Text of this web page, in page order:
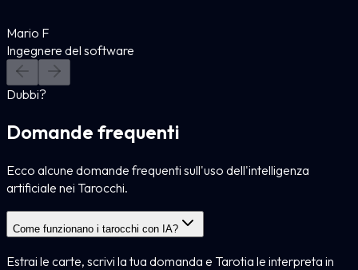
Mario F
Ingegnere del software
Dubbi?
Domande frequenti
Ecco alcune domande frequenti sull'uso dell'intelligenza
artificiale nei Tarocchi.
Come funzionano i tarocchi con IA?
Estrai le carte, scrivi la tua domanda e Tarotia le interpreta in